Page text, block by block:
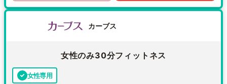
カーブス
女性のみ30分フィットネス
女性専用